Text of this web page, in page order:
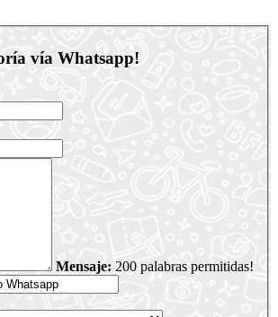
vía Whatsapp!
Mensaje: 200 palabras permitidas!